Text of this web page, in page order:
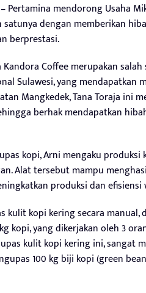
Pertamina mendorong Usaha
satunya dengan memberikan
berprestasi.
Coffee merupakan
Sulawesi, yang mendapatkan
Mangkedek, Tana Toraja ini
berhak mendapatkan
kopi, Arni mengaku
Alat tersebut mampu
produksi dan efisiensi
kulit kopi kering secara
kopi, yang dikerjakan oleh 3
kulit kopi kering ini, sangat
100 kg biji kopi (green